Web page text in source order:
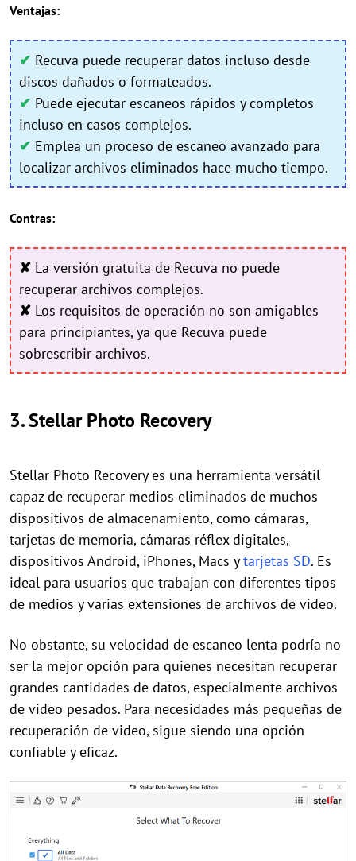
Ventajas:
✔ Recuva puede recuperar datos incluso desde
discos dañados o formateados.
✔ Puede ejecutar escaneos rápidos y completos
incluso en casos complejos.
✔ Emplea un proceso de escaneo avanzado para
localizar archivos eliminados hace mucho tiempo.
Contras:
✘ La versión gratuita de Recuva no puede
recuperar archivos complejos.
✘ Los requisitos de operación no son amigables
para principiantes, ya que Recuva puede
sobrescribir archivos.
3. Stellar Photo Recovery
Stellar Photo Recovery es una herramienta versátil
capaz de recuperar medios eliminados de muchos
dispositivos de almacenamiento, como cámaras,
tarjetas de memoria, cámaras réflex digitales,
dispositivos Android, iPhones, Macs ytarjetas SD. Es
ideal para usuarios que trabajan con diferentes tipos
de medios y varias extensiones de archivos de video.
No obstante, su velocidad de escaneo lenta podría no
ser la mejor opción para quienes necesitan recuperar
grandes cantidades de datos, especialmente archivos
de video pesados. Para necesidades más pequeñas de
recuperación de video, sigue siendo una opción
confiable y eficaz.